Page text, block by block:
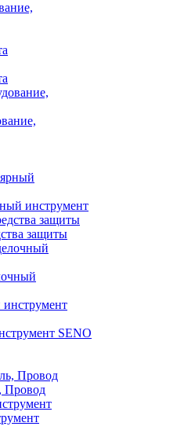
инструмент
защиты
SENO
Провод